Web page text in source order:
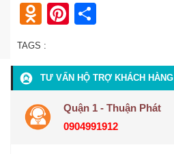
Odnoklassniki
Pinterest
TAGS :
TƯ VẤN HỘ TRỢ KHÁCH HÀNG
Quận 1 - Thuận Phát
0904991912